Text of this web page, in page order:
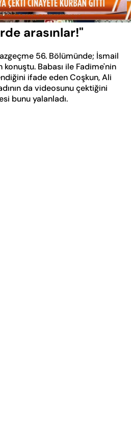
Oynatma
Hızı
arasınlar!"
56. Bölümünde; İsmail
konuştu. Babası ile Fadime'nin
ifade eden Coşkun, Ali
da videosunu çektiğini
bunu yalanladı.